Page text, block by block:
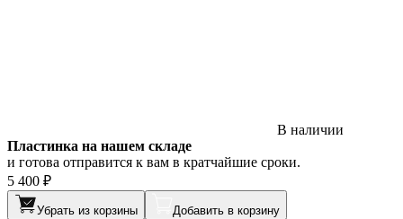
В наличии
Пластинка на нашем складе
и готова отправится к вам в кратчайшие сроки.
5 400 ₽
Убрать из корзины
Добавить в корзину